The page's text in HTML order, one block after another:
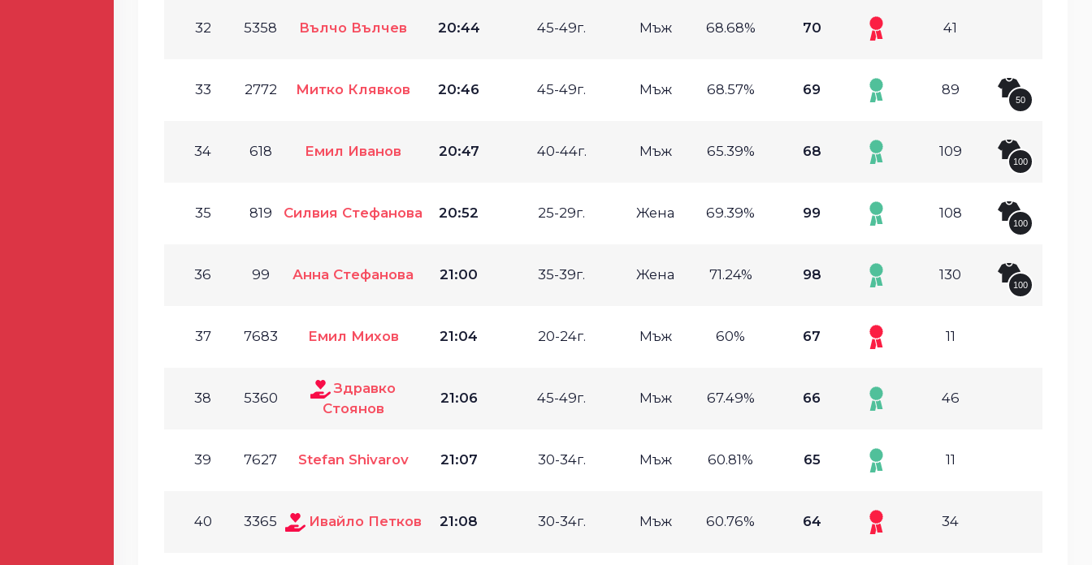
32 5358 Вълчо Вълчев 20:44 45-49г. Мъж 68.68% 70 41
33 2772 Митко Клявков 20:46 45-49г. Мъж 68.57% 69 89
50
34 618 Емил Иванов 20:47 40-44г. Мъж 65.39% 68 109
100
35 819 Силвия Стефанова 20:52 25-29г. Жена 69.39% 99 108
100
36 99 Анна Стефанова 21:00 35-39г. Жена 71.24% 98 130
100
37 7683 Емил Михов 21:04 20-24г. Мъж 60% 67 11
38 5360
Здравко
Стоянов
21:06 45-49г. Мъж 67.49% 66 46
39 7627 Stefan Shivarov 21:07 30-34г. Мъж 60.81% 65 11
40 3365 Ивайло Петков 21:08 30-34г. Мъж 60.76% 64 34